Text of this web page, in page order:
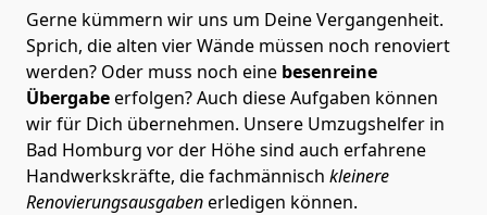
Gerne kümmern wir uns um Deine Vergangenheit.
Sprich, die alten vier Wände müssen noch renoviert
werden? Oder muss noch eine besenreine
Übergabeerfolgen? Auch diese Aufgaben können
wir für Dich übernehmen. Unsere Umzugshelfer in
Bad Homburg vor der Höhe sind auch erfahrene
Handwerkskräfte, die fachmännisch kleinere
Renovierungsausgabenerledigen können.